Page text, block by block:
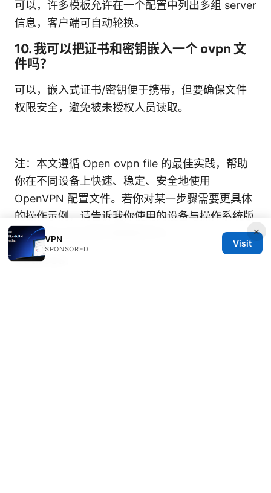
可以，许多模板允许在一个配置中列出多组 server
信息，客户端可自动轮换。
10. 我可以把证书和密钥嵌入一个 ovpn 文
件吗？
可以，嵌入式证书/密钥便于携带，但要确保文件
权限安全，避免被未授权人员读取。
注：本文遵循 Open ovpn file 的最佳实践，帮助
你在不同设备上快速、稳定、安全地使用
OpenVPN 配置文件。若你对某一步骤需要更具体
的操作示例，请告诉我你使用的设备与操作系统版
本，我可以给出逐步截图和命令。
Sources:
×
VPN
SPONSORED
Visit